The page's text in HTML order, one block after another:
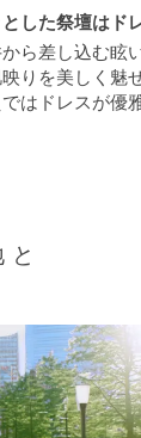
した祭壇はド
ら差し込む眩
りを美しく魅
ではドレスが優